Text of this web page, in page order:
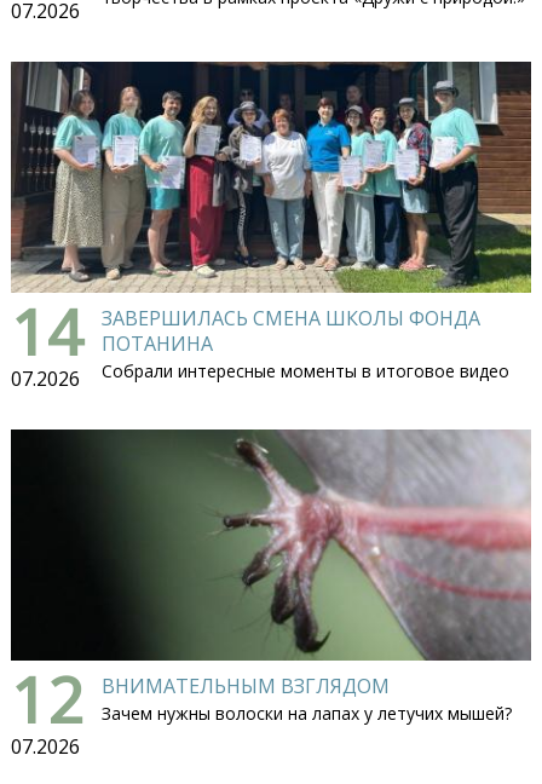
07.2026
14
07.2026
ЗАВЕРШИЛАСЬ СМЕНА ШКОЛЫ ФОНДА
ПОТАНИНА
Собрали интересные моменты в итоговое видео
12
07.2026
ВНИМАТЕЛЬНЫМ ВЗГЛЯДОМ
Зачем нужны волоски на лапах у летучих мышей?